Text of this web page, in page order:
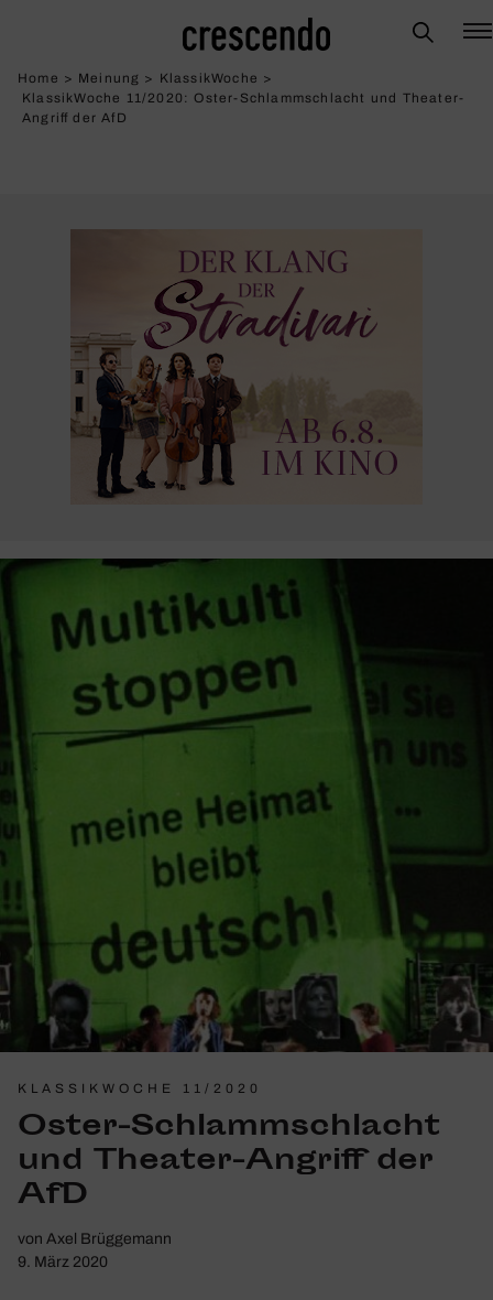
Home > Meinung > KlassikWoche >
KlassikWoche 11/2020: Oster-Schlamm­schlacht und Theater-
Angriff der AfD
KLASSIKWOCHE 11/2020
Oster-Schlamm­schlacht
und Theater-Angriff der
AfD
von Axel Brüggemann
9. März 2020